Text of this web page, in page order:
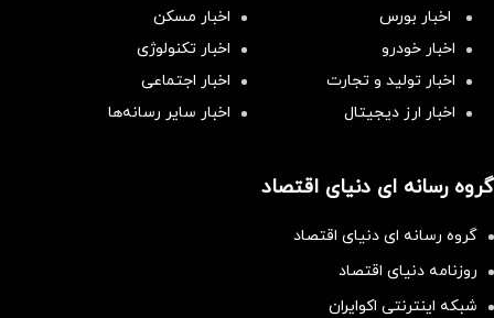
اخبار بورس
اخبار مسکن
اخبار خودرو
اخبار تکنولوژی
اخبار تولید و تجارت
اخبار اجتماعی
اخبار ارز دیجیتال
اخبار سایر رسانه‌‌ها
گروه رسانه ای دنیای اقتصاد
گروه رسانه ای دنیای اقتصاد
روزنامه دنیای اقتصاد
شبکه اینترنتی اکوایران